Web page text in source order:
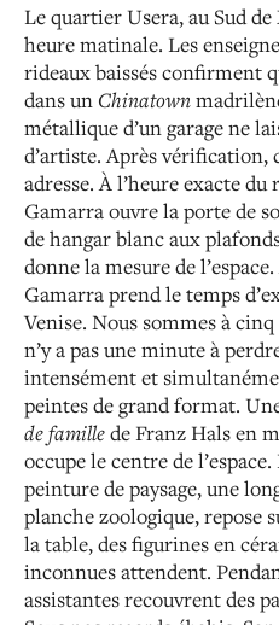
Le quartier Usera, au Sud
heure matinale. Les
rideaux baissés confirment
dans un Chinatown
métallique d’un garage ne
d’artiste. Après vérification,
adresse. À l’heure exacte du
Gamarra ouvre la porte de
de hangar blanc aux
donne la mesure de
Gamarra prend le temps
Venise. Nous sommes à
n’y a pas une minute à
intensément et
peintes de grand format.
de famillede Franz Hals en
occupe le centre de
peinture de paysage, une
planche zoologique, repose
la table, des figurines en
inconnues attendent.
assistantes recouvrent des